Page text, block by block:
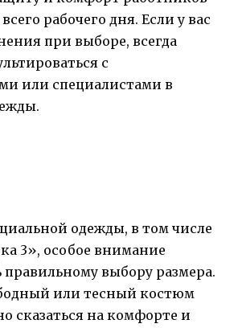
рабочего дня. Если у вас
при выборе, всегда
с
или специалистами в
одежды, в том числе
3», особое внимание
правильному выбору размера.
или тесный костюм
сказаться на комфорте и